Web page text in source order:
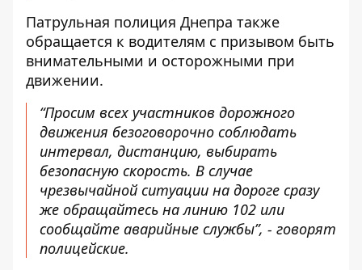
Патрульная полиция Днепра также
обращается к водителям с призывом быть
внимательными и осторожными при
движении.
“Просим всех участников дорожного
движения безоговорочно соблюдать
интервал, дистанцию, выбирать
безопасную скорость. В случае
чрезвычайной ситуации на дороге сразу
же обращайтесь на линию 102 или
сообщайте аварийные службы”, - говорят
полицейские.